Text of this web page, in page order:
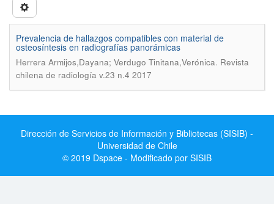
Prevalencia de hallazgos compatibles con material de
osteosíntesis en radiografías panorámicas
Herrera Armijos,Dayana; Verdugo Tinitana,Verónica. Revista
chilena de radiología v.23 n.4 2017
Dirección de Servicios de Información y Bibliotecas (SISIB) -
Universidad de Chile
© 2019 Dspace - Modificado por SISIB